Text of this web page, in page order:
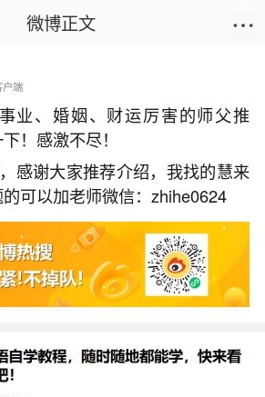
字不合还相克分开了好吗？
07-08 13:23:14 19 8 赞
微博正文
户端
、婚姻、财运厉害的师父推
！感激不尽！
感谢大家推荐介绍，我找的慧来
可以加老师微信：zhihe0624